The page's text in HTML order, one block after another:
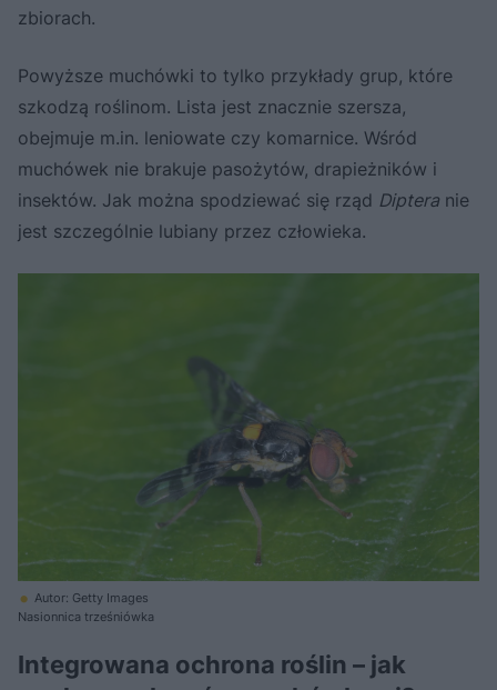
zbiorach.
Powyższe muchówki to tylko przykłady grup, które
szkodzą roślinom. Lista jest znacznie szersza,
obejmuje m.in. leniowate czy komarnice. Wśród
muchówek nie brakuje pasożytów, drapieżników i
insektów. Jak można spodziewać się rząd Diptera nie
jest szczególnie lubiany przez człowieka.
Autor: Getty Images
Nasionnica trześniówka
Integrowana ochrona roślin – jak